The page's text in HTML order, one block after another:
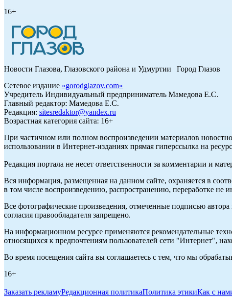
16+
Новости Глазова, Глазовского района и Удмуртии | Город Глазов
Сетевое издание «gorodglazov.com»
Учредитель Индивидуальный предприниматель Мамедова Е.С.
Главный редактор: Мамедова Е.С.
Редакция: sitesredaktor@yandex.ru
Возрастная категория сайта: 16+
При частичном или полном воспроизведении материалов
использовании в Интернет-изданиях прямая гиперссылка на
Редакция портала не несет ответственности за комментарии и
Вся информация, размещенная на данном сайте, охраняется в
в том числе воспроизведению, распространению, переработке не
Все фотографические произведения, отмеченные подписью автора
согласия правообладателя запрещено.
На информационном ресурсе применяются рекомендательные
относящихся к предпочтениям пользователей сети "Интернет",
Во время посещения сайта вы соглашаетесь с тем, что мы
16+
Заказать рекламуРедакционная политикаПолитика этикиКак с